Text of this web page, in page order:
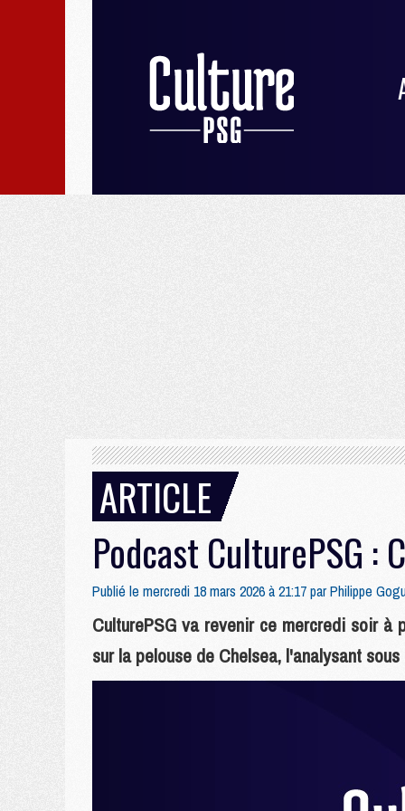
ARTICLE
Podcast CulturePSG :
Publié le mercredi 18 mars 2026 à 21:17 parPhilippe
CulturePSG va revenir ce mercredi soir
sur la pelouse de Chelsea, l'analysant